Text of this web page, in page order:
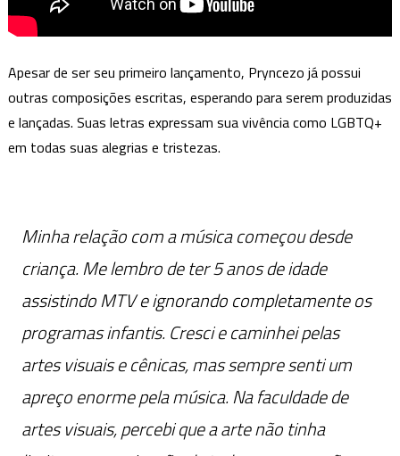
Apesar de ser seu primeiro lançamento, Pryncezo já possui
outras composições escritas, esperando para serem produzidas
e lançadas. Suas letras expressam sua vivência como LGBTQ+
em todas suas alegrias e tristezas.
Minha relação com a música começou desde
criança. Me lembro de ter 5 anos de idade
assistindo MTV e ignorando completamente os
programas infantis. Cresci e caminhei pelas
artes visuais e cênicas, mas sempre senti um
apreço enorme pela música. Na faculdade de
artes visuais, percebi que a arte não tinha